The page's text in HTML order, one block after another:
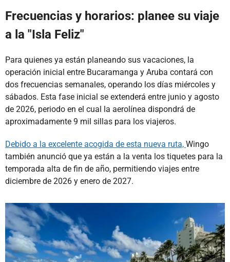
Frecuencias y horarios: planee su viaje
a la "Isla Feliz"
Para quienes ya están planeando sus vacaciones, la
operación inicial entre Bucaramanga y Aruba contará con
dos frecuencias semanales, operando los días miércoles y
sábados. Esta fase inicial se extenderá entre junio y agosto
de 2026, periodo en el cual la aerolínea dispondrá de
aproximadamente 9 mil sillas para los viajeros.
Debido a la excelente acogida de esta nueva ruta, Wingo
también anunció que ya están a la venta los tiquetes para la
temporada alta de fin de año, permitiendo viajes entre
diciembre de 2026 y enero de 2027.